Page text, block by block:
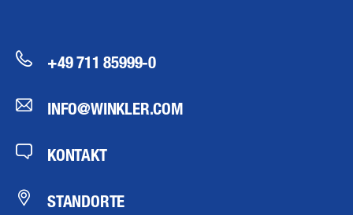
+49 711 85999-0
INFO@WINKLER.COM
KONTAKT
STANDORTE